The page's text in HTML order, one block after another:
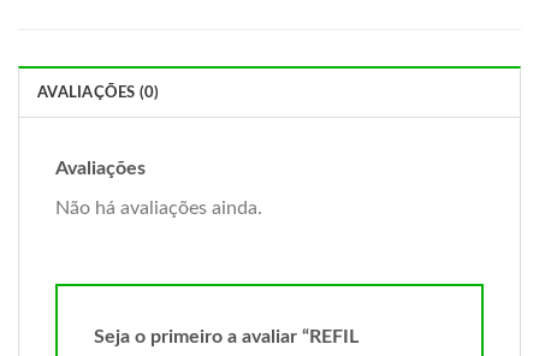
AVALIAÇÕES (0)
Avaliações
Não há avaliações ainda.
Seja o primeiro a avaliar “REFIL